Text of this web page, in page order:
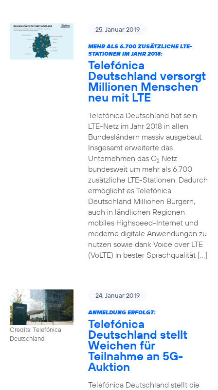
25. Januar 2019
MEHR ALS 6.700 ZUSÄTZLICHE LTE-
STATIONEN IM JAHR 2018:
Telefónica
Deutschland versorgt
Millionen Menschen
neu mit LTE
Telefónica Deutschland hat sein
LTE-Netz im Jahr 2018 in allen
Bundesländern massiv ausgebaut.
Insgesamt erweiterte das
Unternehmen das O2Netz
bundesweit um mehr als 6.700
zusätzliche LTE-Stationen. Dadurch
ermöglicht es Telefónica
Deutschland Millionen Bürgern,
auch in ländlichen Regionen
mobiles Highspeed-Internet und
moderne digitale Anwendungen zu
nutzen sowie dank Voice over LTE
(VoLTE) in bester Sprachqualität […]
Credits: Telefónica
Deutschland
24. Januar 2019
ANMELDUNG ERFOLGT:
Telefónica
Deutschland stellt
Weichen für
Teilnahme an 5G-
Auktion
Telefónica Deutschland stellt die